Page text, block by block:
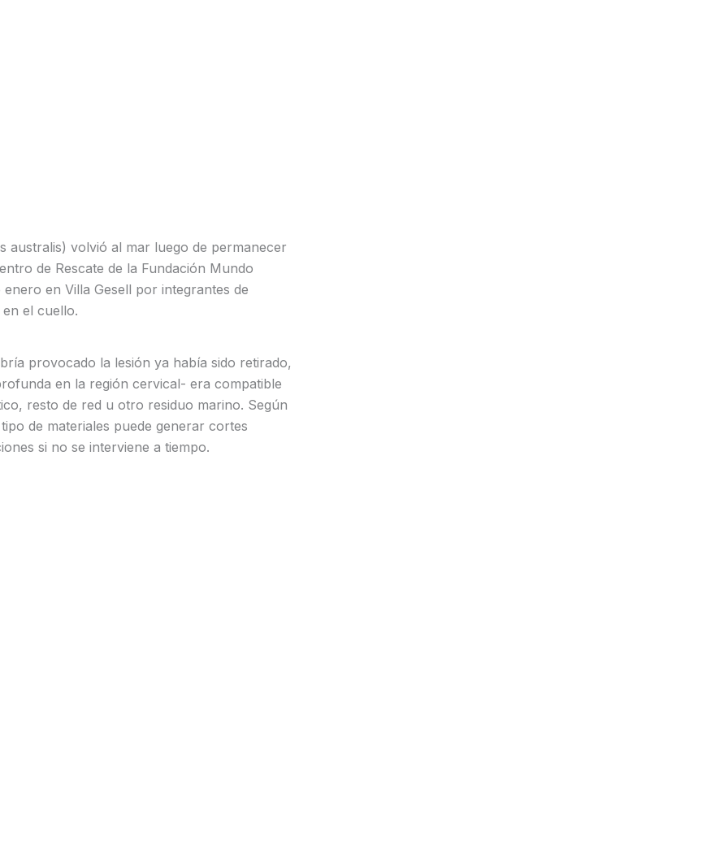
volvió al mar luego de permanecer
de Rescate de la Fundación Mundo
en Villa Gesell por integrantes de
el cuello.
provocado la lesión ya había sido retirado,
en la región cervical- era compatible
resto de red u otro residuo marino. Según
de materiales puede generar cortes
si no se interviene a tiempo.